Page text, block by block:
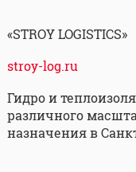
«STROY LOGISTICS»
stroy-log.ru
Гидро и
различного
назначения в